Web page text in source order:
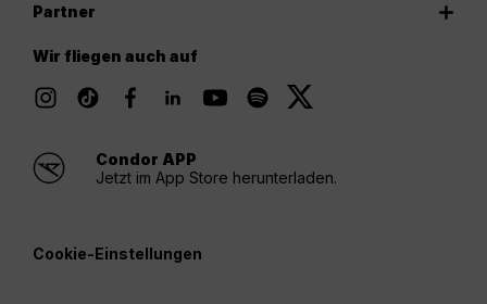
Partner
Wir fliegen auch auf
Condor APP
Jetzt im App Store herunterladen.
Cookie-Einstellungen